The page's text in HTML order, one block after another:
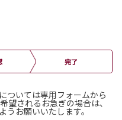
完了
ついては専用フォームから
望されるお急ぎの場合は、
お願いいたします。